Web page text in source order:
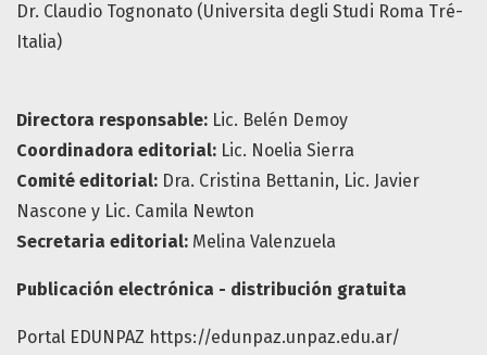
Dr. Claudio Tognonato (Universita degli Studi Roma Tré-
Italia)
Directora responsable: Lic. Belén Demoy
Coordinadora editorial: Lic. Noelia Sierra
Comité editorial: Dra. Cristina Bettanin, Lic. Javier
Nascone y Lic. Camila Newton
Secretaria editorial: Melina Valenzuela
Publicación electrónica - distribución gratuita
Portal EDUNPAZ https://edunpaz.unpaz.edu.ar/